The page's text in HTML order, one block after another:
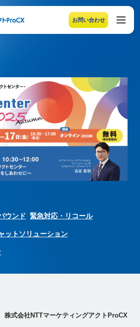
お問い合わせ
Escape キーでメニューを閉じるこ
インイベント】ネクスト・コ
ウンド 緊急対応・リコール
ットソリューション
株式会社NTTマーケティングアクトProCX